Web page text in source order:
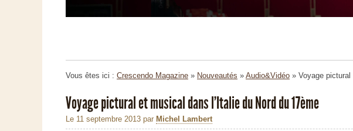
Vous êtes ici : Crescendo Magazine » Nouveautés » Audio&Vidéo » Voyage
Voyage pictural et musical dans l'Italie du Nord du 17ème
Le 11 septembre 2013 par Michel Lambert